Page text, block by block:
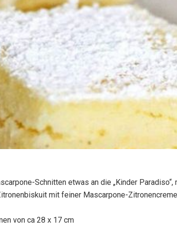
Schnitten etwas an die „Kinder
mit feiner Mascarpone-
von ca 28 x 17 cm